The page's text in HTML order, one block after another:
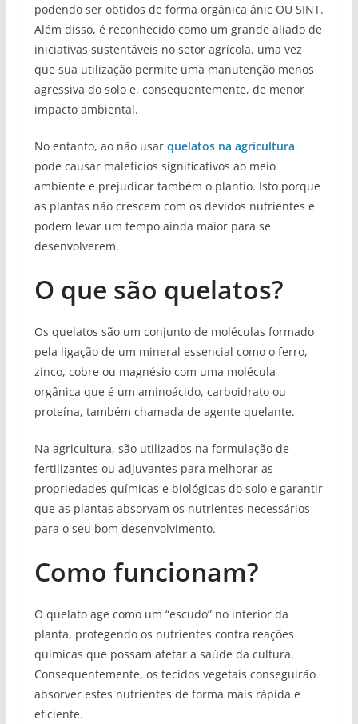
podendo ser obtidos de forma orgânica ânic OU SINT.
Além disso, é reconhecido como um grande aliado de
iniciativas sustentáveis no setor agrícola, uma vez
que sua utilização permite uma manutenção menos
agressiva do solo e, consequentemente, de menor
impacto ambiental.
No entanto, ao não usar quelatos na agricultura
pode causar malefícios significativos ao meio
ambiente e prejudicar também o plantio. Isto porque
as plantas não crescem com os devidos nutrientes e
podem levar um tempo ainda maior para se
desenvolverem.
O que são quelatos?
Os quelatos são um conjunto de moléculas formado
pela ligação de um mineral essencial como o ferro,
zinco, cobre ou magnésio com uma molécula
orgânica que é um aminoácido, carboidrato ou
proteína, também chamada de agente quelante.
Na agricultura, são utilizados na formulação de
fertilizantes ou adjuvantes para melhorar as
propriedades químicas e biológicas do solo e garantir
que as plantas absorvam os nutrientes necessários
para o seu bom desenvolvimento.
Como funcionam?
O quelato age como um “escudo” no interior da
planta, protegendo os nutrientes contra reações
químicas que possam afetar a saúde da cultura.
Consequentemente, os tecidos vegetais conseguirão
absorver estes nutrientes de forma mais rápida e
eficiente.